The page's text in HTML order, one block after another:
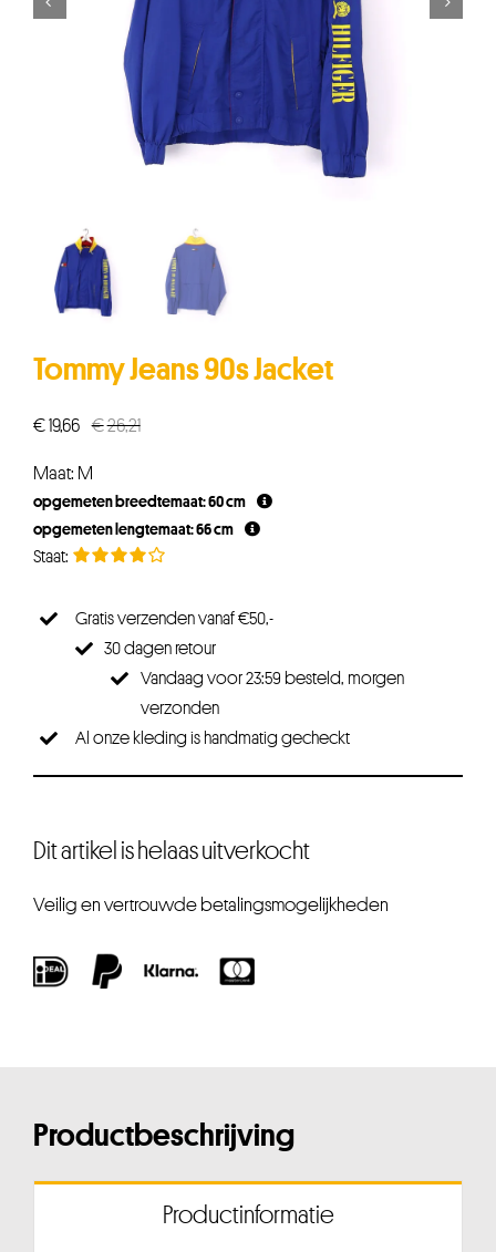
Tommy Jeans 90s Jacket
€26,21Oorspronkelijke
€26,21.
€19,66
Huidige
€19,66.
Maat: M
opgemeten breedtemaat: 60 cm
opgemeten lengtemaat: 66 cm
Gratis verzenden vanaf €50,-
30 dagen retour
Vandaag voor 23:59 besteld, morgen
verzonden
Al onze kleding is handmatig gecheckt
Dit artikel is helaas uitverkocht
Veilig en vertrouwde betalingsmogelijkheden
Productbeschrijving
Productinformatie